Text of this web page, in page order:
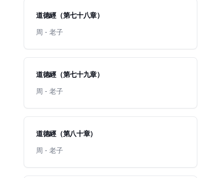
道德經（第七十八章）
周 - 老子
道德經（第七十九章）
周 - 老子
道德經（第八十章）
周 - 老子